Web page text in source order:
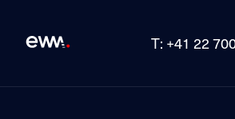
T: +41 22